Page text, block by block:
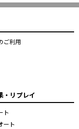
ご利用
・リプレイ
ト
ート